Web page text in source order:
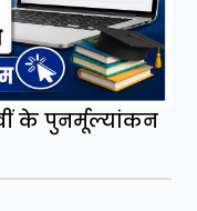
के पुनर्मूल्यांकन